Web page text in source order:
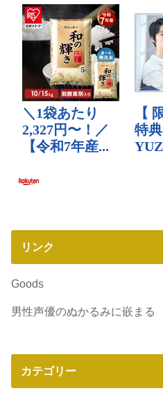
リンク
Goods
男性声優のぬかるみに嵌まる
カテゴリー